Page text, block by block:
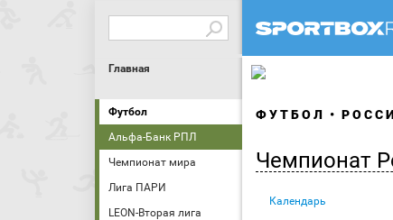
Главная
Футбол
Альфа-Банк РПЛ
Чемпионат мира
Лига ПАРИ
LEON-Вторая лига
ФУТБОЛ
Чемпионат
Календарь